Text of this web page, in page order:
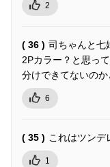
2
( 36 ) 司ちゃんと七
2Pカラー？と思っ
分けできてないの
6
( 35 ) これはツンデ
1